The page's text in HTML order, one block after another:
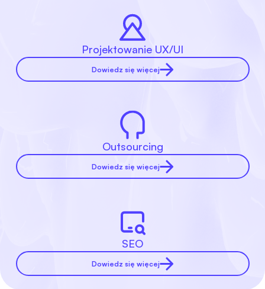
Projektowanie UX/UI
Dowiedz się więcej
Outsourcing
Dowiedz się więcej
SEO
Dowiedz się więcej